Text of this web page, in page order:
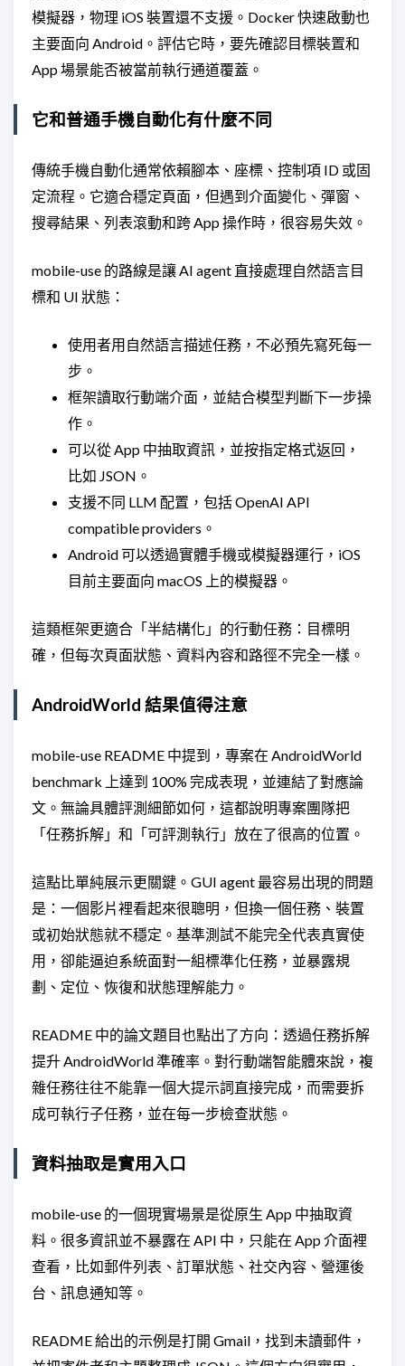
模擬器，物理 iOS 裝置還不支援。Docker 快速啟動也
主要面向 Android。評估它時，要先確認目標裝置和
App 場景能否被當前執行通道覆蓋。
它和普通手機自動化有什麼不同
傳統手機自動化通常依賴腳本、座標、控制項 ID 或固
定流程。它適合穩定頁面，但遇到介面變化、彈窗、
搜尋結果、列表滾動和跨 App 操作時，很容易失效。
mobile-use 的路線是讓 AI agent 直接處理自然語言目
標和 UI 狀態：
使用者用自然語言描述任務，不必預先寫死每一
步。
框架讀取行動端介面，並結合模型判斷下一步操
作。
可以從 App 中抽取資訊，並按指定格式返回，
比如 JSON。
支援不同 LLM 配置，包括 OpenAI API
compatible providers。
Android 可以透過實體手機或模擬器運行，iOS
目前主要面向 macOS 上的模擬器。
這類框架更適合「半結構化」的行動任務：目標明
確，但每次頁面狀態、資料內容和路徑不完全一樣。
AndroidWorld 結果值得注意
mobile-use README 中提到，專案在 AndroidWorld
benchmark 上達到 100% 完成表現，並連結了對應論
文。無論具體評測細節如何，這都說明專案團隊把
「任務拆解」和「可評測執行」放在了很高的位置。
這點比單純展示更關鍵。GUI agent 最容易出現的問題
是：一個影片裡看起來很聰明，但換一個任務、裝置
或初始狀態就不穩定。基準測試不能完全代表真實使
用，卻能逼迫系統面對一組標準化任務，並暴露規
劃、定位、恢復和狀態理解能力。
README 中的論文題目也點出了方向：透過任務拆解
提升 AndroidWorld 準確率。對行動端智能體來說，複
雜任務往往不能靠一個大提示詞直接完成，而需要拆
成可執行子任務，並在每一步檢查狀態。
資料抽取是實用入口
mobile-use 的一個現實場景是從原生 App 中抽取資
料。很多資訊並不暴露在 API 中，只能在 App 介面裡
查看，比如郵件列表、訂單狀態、社交內容、營運後
台、訊息通知等。
README 給出的示例是打開 Gmail，找到未讀郵件，